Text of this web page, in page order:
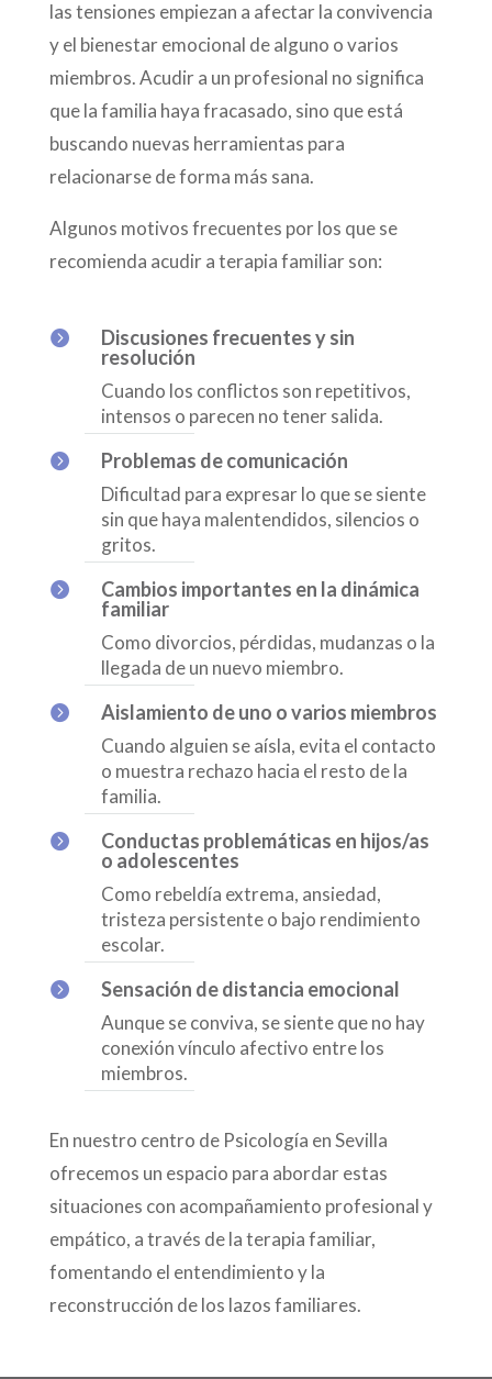
las tensiones empiezan a afectar la convivencia
y el bienestar emocional de alguno o varios
miembros. Acudir a un profesional no significa
que la familia haya fracasado, sino que está
buscando nuevas herramientas para
relacionarse de forma más sana.
Algunos motivos frecuentes por los que se
recomienda acudir a terapia familiar son:

Discusiones frecuentes y sin
resolución
Cuando los conflictos son repetitivos,
intensos o parecen no tener salida.
 Problemas de comunicación
Dificultad para expresar lo que se siente
sin que haya malentendidos, silencios o
gritos.

Cambios importantes en la dinámica
familiar
Como divorcios, pérdidas, mudanzas o la
llegada de un nuevo miembro.
 Aislamiento de uno o varios miembros
Cuando alguien se aísla, evita el contacto
o muestra rechazo hacia el resto de la
familia.

Conductas problemáticas en hijos/as
o adolescentes
Como rebeldía extrema, ansiedad,
tristeza persistente o bajo rendimiento
escolar.
 Sensación de distancia emocional
Aunque se conviva, se siente que no hay
conexión vínculo afectivo entre los
miembros.
En nuestro centro de Psicología en Sevilla
ofrecemos un espacio para abordar estas
situaciones con acompañamiento profesional y
empático, a través de la terapia familiar,
fomentando el entendimiento y la
reconstrucción de los lazos familiares.